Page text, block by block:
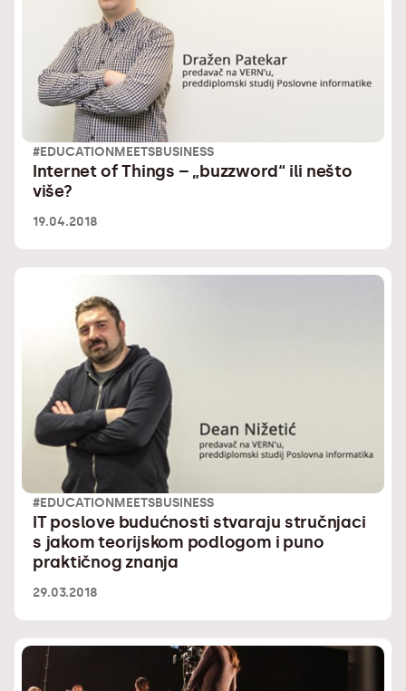
#EDUCATIONMEETSBUSINESS
Internet of Things – „buzzword“ ili nešto
više?
19.04.2018
#EDUCATIONMEETSBUSINESS
IT poslove budućnosti stvaraju stručnjaci
s jakom teorijskom podlogom i puno
praktičnog znanja
29.03.2018